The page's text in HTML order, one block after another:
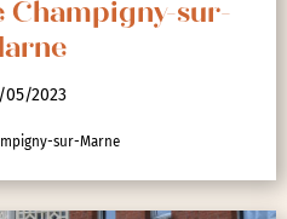
Champigny-sur-
05/2023
sur-Marne